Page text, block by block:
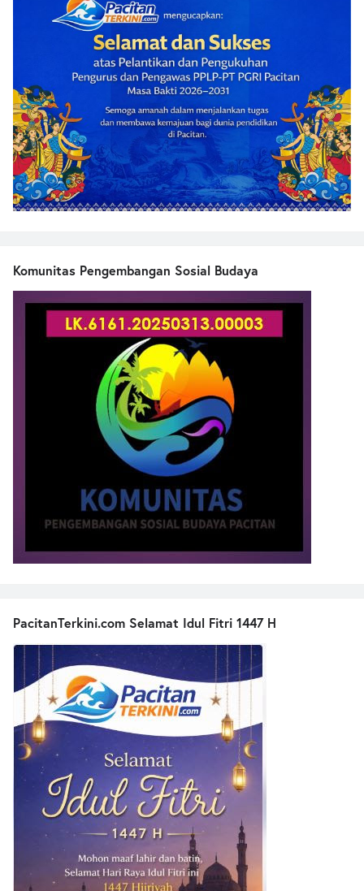
Komunitas Pengembangan Sosial Budaya
PacitanTerkini.com Selamat Idul Fitri 1447 H